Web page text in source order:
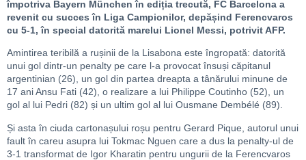
împotriva Bayern München în ediția trecută, FC Barcelona a
revenit cu succes în Liga Campionilor, depășind Ferencvaros
cu 5-1, în special datorită marelui Lionel Messi, potrivit AFP.
Amintirea teribilă a rușinii de la Lisabona este îngropată: datorită
unui gol dintr-un penalty pe care l-a provocat însuși căpitanul
argentinian (26), un gol din partea dreapta a tânărului minune de
17 ani Ansu Fati (42), o realizare a lui Philippe Coutinho (52), un
gol al lui Pedri (82) și un ultim gol al lui Ousmane Dembélé (89).
Și asta în ciuda cartonașului roșu pentru Gerard Pique, autorul unui
fault în careu asupra lui Tokmac Nguen care a dus la penalty-ul de
3-1 transformat de Igor Kharatin pentru ungurii de la Ferencvaros